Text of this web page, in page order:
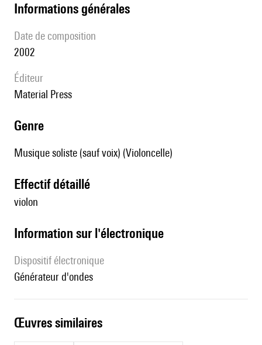
informations générales
date de composition
2002
éditeur
Material Press
genre
Musique soliste (sauf voix) (Violoncelle)
effectif détaillé
violon
Information sur l'électronique
Dispositif électronique
générateur d'ondes
œuvres similaires